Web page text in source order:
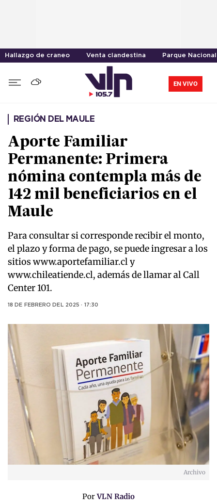
Hallazgo de craneo Venta clandestina Parque
EN VIVO
REGIÓN DEL MAULE
Aporte Familiar
Permanente: Primera
nómina contempla más de
142 mil beneficiarios en el
Maule
Para consultar si corresponde recibir el monto,
el plazo y forma de pago, se puede ingresar a los
sitios www.aportefamiliar.cl y
www.chileatiende.cl, además de llamar al Call
Center 101.
18 DE FEBRERO DEL 2025 · 17:30
Archivo
PorVLN Radio